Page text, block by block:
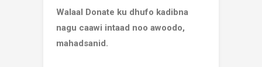
Walaal Donate ku dhufo kadibna
nagu caawi intaad noo awoodo,
mahadsanid.